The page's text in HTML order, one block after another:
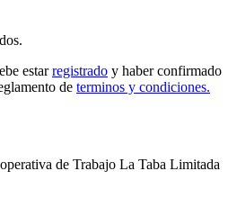
estarregistrado y haber confirmado
de terminos y condiciones.
de Trabajo La Taba Limitada